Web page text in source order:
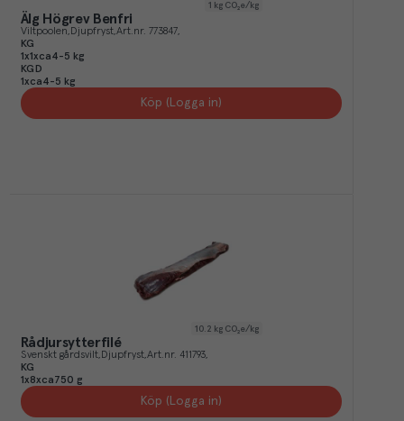
1 kg CO₂e/kg
Älg Högrev Benfri
Viltpoolen Djupfryst Art.nr. 773847
KG
1x1xca4-5 kg
KGD
1xca4-5 kg
Köp (Logga in)
10.2 kg CO₂e/kg
Rådjursytterfilé
Svenskt gårdsvilt Djupfryst Art.nr. 411793
KG
1x8xca750 g
Köp (Logga in)